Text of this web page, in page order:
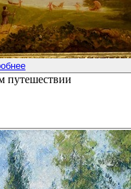
путешествии